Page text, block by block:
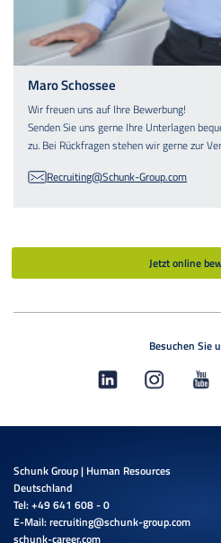
Maro Schossee
Wir freuen uns auf Ihre Bewerbung!
Senden Sie uns gerne Ihre Unterlagen
zu. Bei Rückfragen stehen wir gerne zur
Recruiting@Schunk-Group.com
Jetzt online
Besuchen Sie
Schunk Group | Human Resources
Deutschland
Tel: +49 641 608 - 0
E-Mail:recruiting@schunk-group.com
schunk-career.com